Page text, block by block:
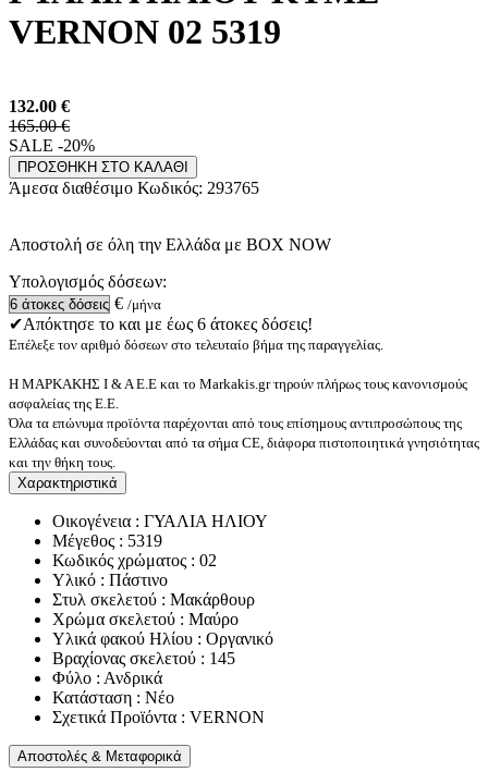
VERNON 02 5319
132.00 €
165.00 €
SALE -20%
ΠΡΟΣΘΗΚΗ ΣΤΟ ΚΑΛΑΘΙ
Άμεσα διαθέσιμο Κωδικός: 293765
Αποστολή σε όλη την Ελλάδα με BOX NOW
Υπολογισμός δόσεων:
€ /μήνα
✔Απόκτησε το και με έως 6 άτοκες δόσεις!
Επέλεξε τον αριθμό δόσεων στο τελευταίο βήμα της παραγγελίας.
Η ΜΑΡΚΑΚΗΣ Ι & Α Ε.Ε και το Markakis.gr τηρούν πλήρως τους κανονισμούς
ασφαλείας της Ε.Ε.
Όλα τα επώνυμα προϊόντα παρέχονται από τους επίσημους αντιπροσώπους της
Ελλάδας και συνοδεύονται από τα σήμα CE, διάφορα πιστοποιητικά γνησιότητας
και την θήκη τους.
Χαρακτηριστικά
Οικογένεια : ΓΥΑΛΙΑ ΗΛΙΟΥ
Μέγεθος : 5319
Κωδικός χρώματος : 02
Υλικό : Πάστινο
Στυλ σκελετού : Μακάρθουρ
Χρώμα σκελετού : Μαύρο
Υλικά φακού Ηλίου : Οργανικό
Βραχίονας σκελετού : 145
Φύλο : Ανδρικά
Κατάσταση : Νέο
Σχετικά Προϊόντα : VERNON
Αποστολές & Μεταφορικά